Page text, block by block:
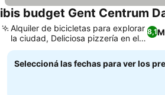
ibis budget Gent Centrum
8,1
Alquiler de bicicletas para explorar
la ciudad, Deliciosa pizzería en el
lugar
Seleccioná las fechas para ver los